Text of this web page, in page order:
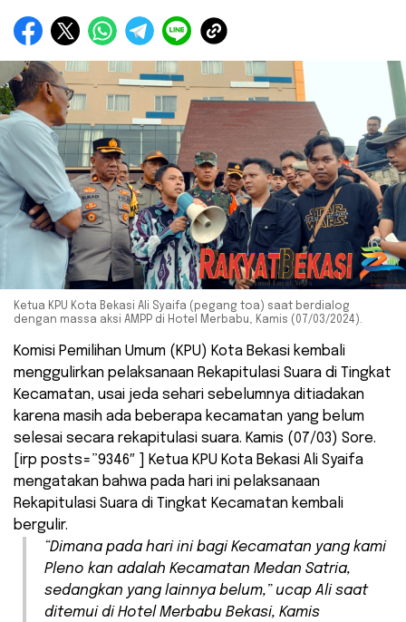
Ketua KPU Kota Bekasi Ali Syaifa (pegang toa) saat berdialog
dengan massa aksi AMPP di Hotel Merbabu, Kamis (07/03/2024).
Komisi Pemilihan Umum (KPU) Kota Bekasi kembali
menggulirkan pelaksanaan Rekapitulasi Suara di Tingkat
Kecamatan, usai jeda sehari sebelumnya ditiadakan
karena masih ada beberapa kecamatan yang belum
selesai secara rekapitulasi suara. Kamis (07/03) Sore.
[irp posts=”9346″ ] Ketua KPU Kota Bekasi Ali Syaifa
mengatakan bahwa pada hari ini pelaksanaan
Rekapitulasi Suara di Tingkat Kecamatan kembali
bergulir.
“Dimana pada hari ini bagi Kecamatan yang kami
Pleno kan adalah Kecamatan Medan Satria,
sedangkan yang lainnya belum,” ucap Ali saat
ditemui di Hotel Merbabu Bekasi, Kamis